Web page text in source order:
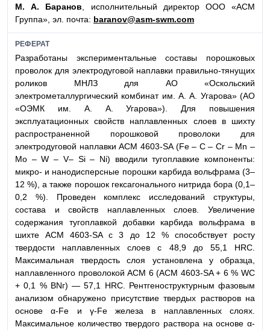
М. А. Баранов, исполнительный директор ООО «АСМ
Группа», эл. почта: baranov@asm-swm.com
РЕФЕРАТ
Разработаны экспериментальные составы порошковых
проволок для электродуговой наплавки правильно-тянущих
роликов МНЛЗ для АО «Оскольский
электрометаллургический комбинат им. А. А. Угарова» (АО
«ОЭМК им. А. А. Угарова»). Для повышения
эксплуатационных свойств наплавленных слоев в шихту
распространенной порошковой проволоки для
электродуговой наплавки АСМ 4603-SA (Fe – С – Cr – Mn –
Mo – W – V– Si – Ni) вводили тугоплавкие компоненты:
микро- и нанодисперсные порошки карбида вольфрама (3–
12 %), а также порошок гексагонального нитрида бора (0,1–
0,2 %). Проведен комплекс исследований структуры,
состава и свойств наплавленных слоев. Увеличение
содержания тугоплавкой добавки карбида вольфрама в
шихте АСМ 4603-SA с 3 до 12 % способствует росту
твердости наплавленных слоев с 48,9 до 55,1 HRC.
Максимальная твердость слоя установлена у образца,
наплавленного проволокой АСМ 6 (АСМ 4603-SA + 6 % WC
+ 0,1 % BNг) — 57,1 HRC. Рентгеноструктурным фазовым
анализом обнаружено присутствие твердых растворов на
основе α-Fe и γ-Fe железа в наплавленных слоях.
Максимальное количество твердого раствора на основе α-